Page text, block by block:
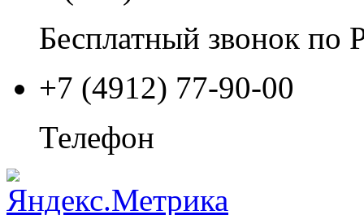
Бесплатный звонок по
+7 (4912) 77-90-00
Телефон